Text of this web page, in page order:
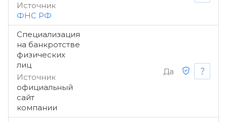
Источник
ФНС РФ
Специализация
на банкротстве
физических
лиц
Источник
официальный
сайт
компании
Да